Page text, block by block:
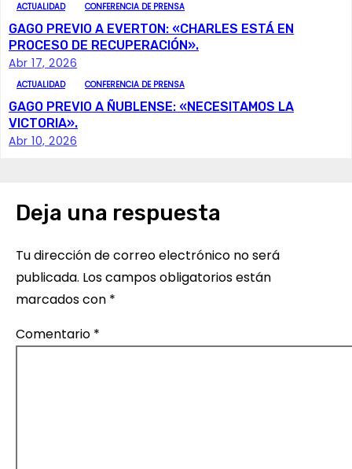
a
c
ó
n
ACTUALIDAD CONFERENCIA DE PRENSA
GAGO PREVIO A EVERTON: «CHARLES ESTÁ EN
PROCESO DE RECUPERACIÓN».
Abr 17, 2026
ACTUALIDAD CONFERENCIA DE PRENSA
GAGO PREVIO A ÑUBLENSE: «NECESITAMOS LA
VICTORIA».
Abr 10, 2026
Deja una respuesta
Tu dirección de correo electrónico no será
publicada. Los campos obligatorios están
marcados con *
Comentario *